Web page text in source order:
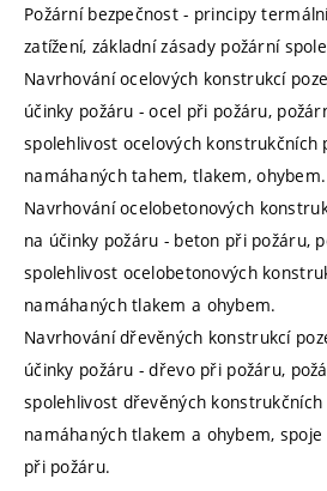
Požární bezpečnost - principy
zatížení, základní zásady požární
Navrhování ocelových konstrukcí
účinky požáru - ocel při požáru,
spolehlivost ocelových konstrukčních
namáhaných tahem, tlakem, ohybem.
Navrhování ocelobetonových
na účinky požáru - beton při požáru,
spolehlivost ocelobetonových
namáhaných tlakem a ohybem.
Navrhování dřevěných konstrukcí
účinky požáru - dřevo při požáru,
spolehlivost dřevěných
namáhaných tlakem a ohybem,
při požáru.